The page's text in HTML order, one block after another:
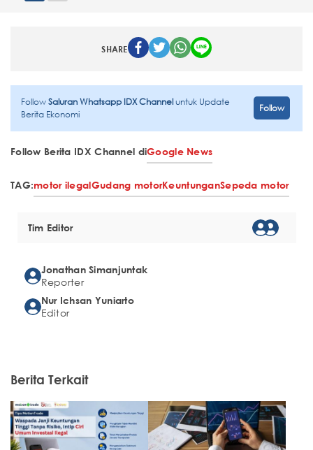
SHARE
FollowSaluran Whatsapp IDX Channeluntuk Update
Berita Ekonomi
Follow
Follow Berita IDX Channel diGoogle News
TAG:motor ilegalGudang motorKeuntunganSepeda motor
Tim Editor
Jonathan Simanjuntak
Reporter
Nur Ichsan Yuniarto
Editor
Berita Terkait